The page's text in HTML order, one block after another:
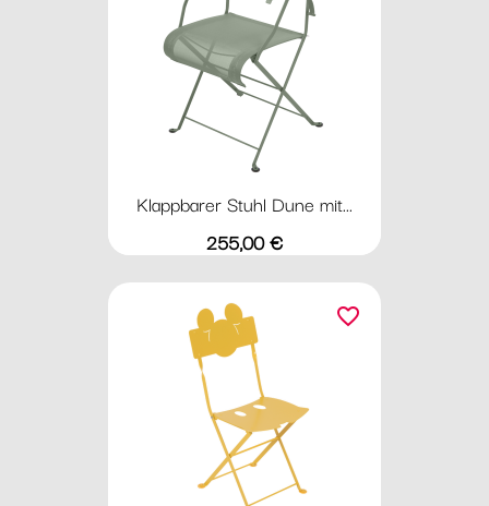
Klappbarer Stuhl Dune mit...
Preis
255,00 €
favorite_border